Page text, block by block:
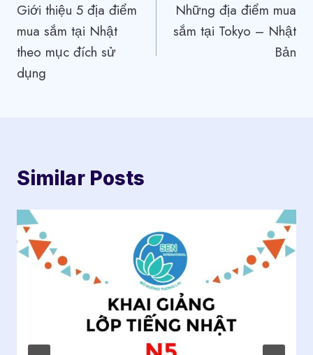
hướng
bài
viết
Giới thiệu 5 địa điểm
mua sắm tại Nhật
theo mục đích sử
dụng
Những địa điểm mua
sắm tại Tokyo – Nhật
Bản
Similar Posts